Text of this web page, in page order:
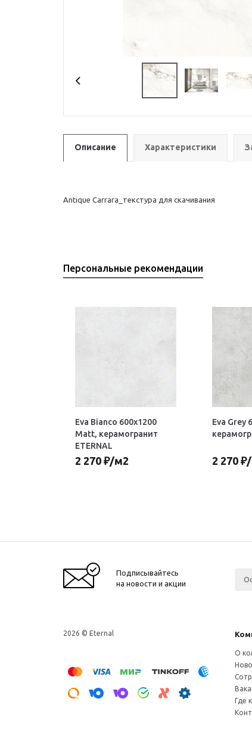
Описание Характеристики
Antique Carrara_текстура для скачивания
Персональные рекомендации
Eva Bianco 600х1200
Matt, керамогранит
ETERNAL
2 270 ₽/м2
Eva Grey
2 270 ₽
Подписывайтесь
на новости и акции
2026 © Eternal
О
Где